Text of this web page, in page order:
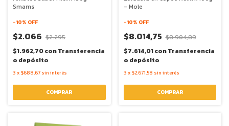
Smams
-10% OFF
$2.066 $2.295
$1.962,70conTransferencia
o depósito
3 x $688,67 sin interés
- Mole
-10% OFF
$8.014,75 $8.904,89
$7.614,01conTransferencia
o depósito
3 x $2.671,58 sin interés